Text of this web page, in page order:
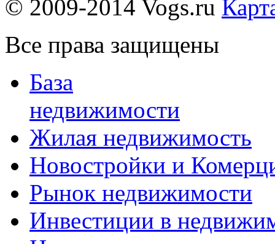
© 2009-2014 Vogs.ru
Все права защищены
База
недвижимости
Жилая недвижимость
Новостройки и
Рынок недвижимости
Инвестиции в